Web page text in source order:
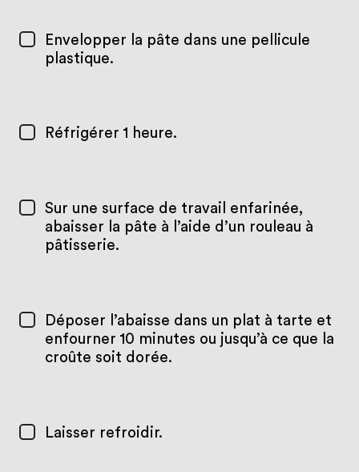
Envelopper la pâte dans une pellicule
plastique.
Réfrigérer 1 heure.
Sur une surface de travail enfarinée,
abaisser la pâte à l’aide d’un rouleau à
pâtisserie.
Déposer l’abaisse dans un plat à tarte et
enfourner 10 minutes ou jusqu’à ce que la
croûte soit dorée.
Laisser refroidir.